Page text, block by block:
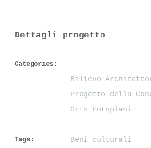
Dettagli progetto
Categories:
Rilievo
Progetto della
Orto Fotopiani
Tags:
Beni culturali